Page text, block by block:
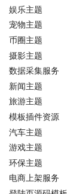
娱乐主题
宠物主题
币圈主题
摄影主题
数据采集服务
新闻主题
旅游主题
模板插件资源
汽车主题
游戏主题
环保主题
电商上架服务